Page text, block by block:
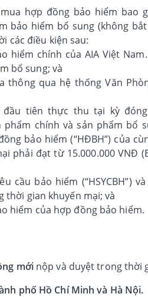
hợp đồng bảo hiểm bao
bảo hiểm bổ sung (không
các điều kiện sau:
hiểm chính của AIA Việt
bổ sung; và
thông qua hệ thống Văn
tiên thực thu tại kỳ
phẩm chính và sản phẩm bổ
bảo hiểm (“HĐBH”) của
phải đạt từ 15.000.000 VNĐ
cầu bảo hiểm (“HSYCBH”)
gian khuyến mại; và
hiểm của hợp đồng bảo hiểm.
mớinộp và duyệt trong thời
phố Hồ Chí Minh và Hà Nội.